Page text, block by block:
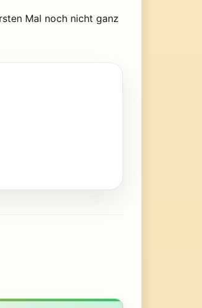
Mal noch nicht ganz